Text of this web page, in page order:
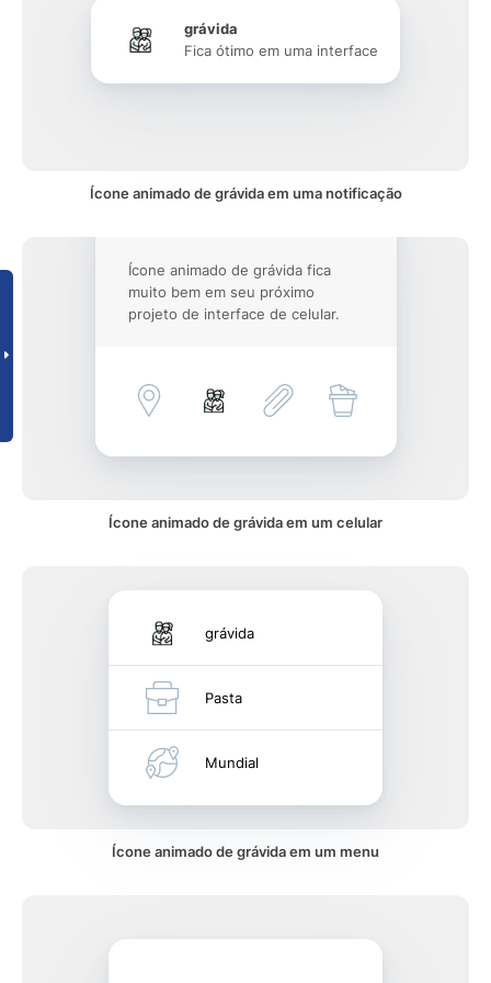
grávida
Fica ótimo em uma interface
Ícone animado de grávida em uma notificação
Ícone animado de grávida fica
muito bem em seu próximo
projeto de interface de celular.
Ícone animado de grávida em um celular
grávida
Pasta
Mundial
Ícone animado de grávida em um menu